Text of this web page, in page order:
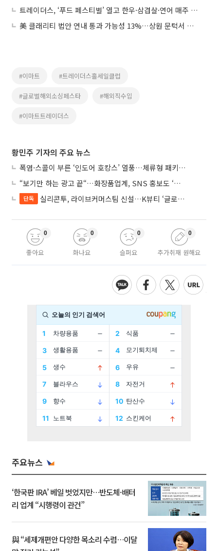
트레이더스, ‘푸드 페스티벌’ 열고 한우·삼겹살·연어 매주 할인
美 클래리티 법안 연내 통과 가능성 13%…상원 문턱서 제동
#이마트 #트레이더스홀세일클럽
#글로벌해외소싱페스타 #해외직수입
#이마트트레이더스
황민주 기자의 주요 뉴스
폭염·스콜이 부른 ‘인도어 호캉스’ 열풍…체류형 패키지 뜬다
“보기만 하는 광고 끝“…화장품업계, SNS 홍보도 ‘참여형 콘텐츠’로 변모
단독 실리콘투, 라이브커머스팀 신설…K뷰티 ‘글로벌 판매망’ 확대
좋아요
0
화나요
0
슬퍼요
0
추가취재 원해요
0
주요뉴스
‘한국판 IRA’ 베일 벗었지만…반도체·배터
리 업계 “시행령이 관건”
與 “세제개편안 다양한 목소리 수렴…이달